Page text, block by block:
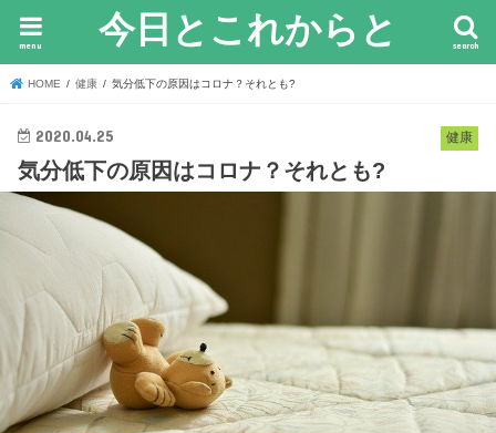
今日とこれからと search
menu
HOME 健康 気分低下の原因はコロナ？それとも?
健康
2020.04.25
気分低下の原因はコロナ？それとも?